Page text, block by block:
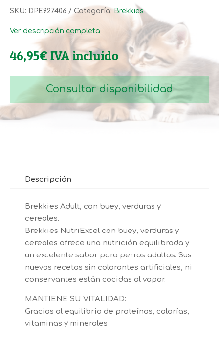
SKU: DPE927406 Categoría:Brekkies
Ver descripción completa
46,95€ IVA incluido
Consultar disponibilidad
Descripción
Brekkies Adult, con buey, verduras y
cereales.
Brekkies NutriExcel con buey, verduras y
cereales ofrece una nutrición equilibrada y
un excelente sabor para perros adultos. Sus
nuevas recetas sin colorantes artificiales, ni
conservantes están cocidas al vapor.
MANTIENE SU VITALIDAD:
Gracias al equilibrio de proteínas, calorías,
vitaminas y minerales